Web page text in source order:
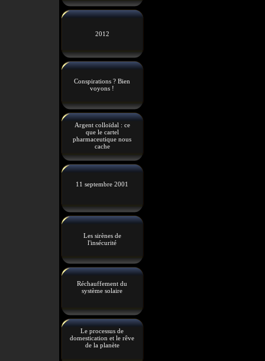
2012
Conspirations ? Bien
voyons !
Argent colloïdal : ce
que le cartel
pharmaceutique nous
cache
11 septembre 2001
Les sirènes de
l'insécurité
Réchauffement du
système solaire
Le processus de
domestication et le rêve
de la planète